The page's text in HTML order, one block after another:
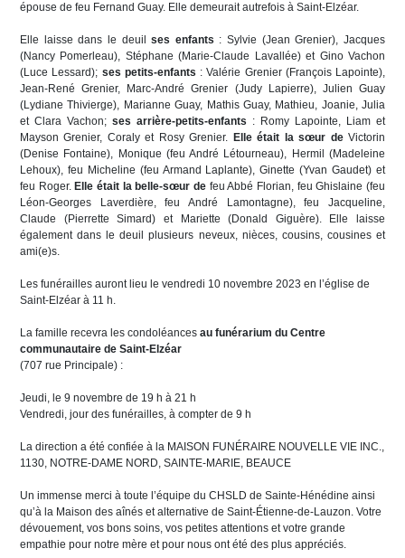
épouse de feu Fernand Guay. Elle demeurait autrefois à Saint-Elzéar.
Elle laisse dans le deuilses enfants : Sylvie (Jean Grenier), Jacques
(Nancy Pomerleau), Stéphane (Marie-Claude Lavallée) et Gino Vachon
(Luce Lessard); ses petits-enfants : Valérie Grenier (François Lapointe),
Jean-René Grenier, Marc-André Grenier (Judy Lapierre), Julien Guay
(Lydiane Thivierge), Marianne Guay, Mathis Guay, Mathieu, Joanie, Julia
et Clara Vachon; ses arrière-petits-enfants : Romy Lapointe, Liam et
Mayson Grenier, Coraly et Rosy Grenier. Elle était la sœur deVictorin
(Denise Fontaine), Monique (feu André Létourneau), Hermil (Madeleine
Lehoux), feu Micheline (feu Armand Laplante), Ginette (Yvan Gaudet) et
feu Roger. Elle était la belle-sœur de feu Abbé Florian, feu Ghislaine (feu
Léon-Georges Laverdière, feu André Lamontagne), feu Jacqueline,
Claude (Pierrette Simard) et Mariette (Donald Giguère). Elle laisse
également dans le deuil plusieurs neveux, nièces, cousins, cousines et
ami(e)s.
Les funérailles auront lieu le vendredi 10 novembre 2023 en l’église de
Saint-Elzéar à 11 h.
La famille recevra les condoléances au funérarium du Centre
communautaire de Saint-Elzéar
(707 rue Principale) :
Jeudi, le 9 novembre de 19 h à 21 h
Vendredi, jour des funérailles, à compter de 9 h
La direction a été confiée à la MAISON FUNÉRAIRE NOUVELLE VIE INC.,
1130, NOTRE-DAME NORD, SAINTE-MARIE, BEAUCE
Un immense merci à toute l’équipe du CHSLD de Sainte-Hénédine ainsi
qu’à la Maison des aînés et alternative de Saint-Étienne-de-Lauzon. Votre
dévouement, vos bons soins, vos petites attentions et votre grande
empathie pour notre mère et pour nous ont été des plus appréciés.